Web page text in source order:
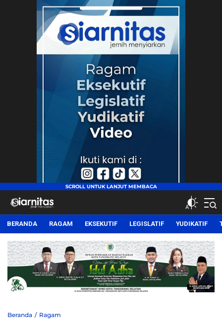
siarnitas
Jernih Menyiarkan
BERANDA RAGAM EKSEKUTIF LEGISLATIF YUDIKATIF
Beranda Ragam